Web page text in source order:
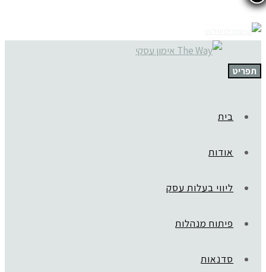
תפריט
בית
אודות
ליווי בעלות עסק
פיתוח מנהלות
סדנאות